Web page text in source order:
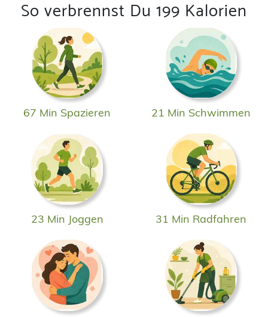
So verbrennst Du 199 Kalorien
67 Min Spazieren 21 Min Schwimmen
23 Min Joggen 31 Min Radfahren